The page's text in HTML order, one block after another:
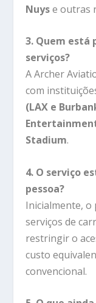
Nuyse outras
3. Quem está
serviços?
A Archer
com
(LAX e
Stadium.
4. O serviço
pessoa?
Inicialmente, o
serviços de
restringir o
custo
convencional.